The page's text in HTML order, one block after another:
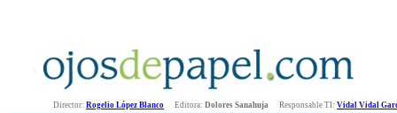
Director: Rogelio López Blanco Editora: Dolores Sanahuja Responsable TI: Vidal Vidal